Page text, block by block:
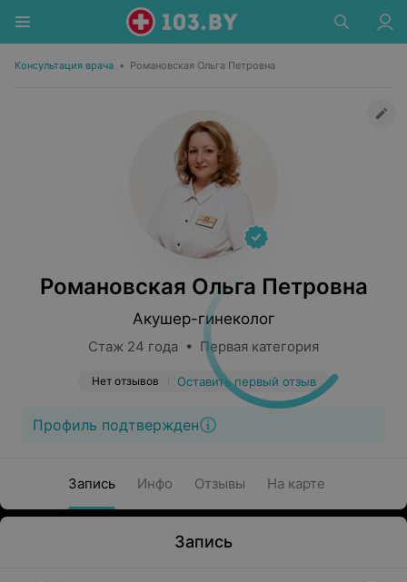
Консультация врача • Романовская Ольга Петровна
Романовская Ольга Петровна
Акушер-гинеколог
Стаж 24 года • Первая категория
Нет отзывов Оставить первый отзыв
Профиль подтвержден
Запись Инфо Отзывы На карте
Запись